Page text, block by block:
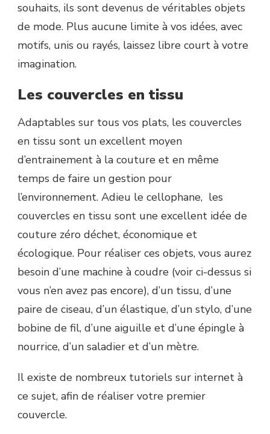
souhaits, ils sont devenus de véritables objets
de mode. Plus aucune limite à vos idées, avec
motifs, unis ou rayés, laissez libre court à votre
imagination.
Les couvercles en tissu
Adaptables sur tous vos plats, les couvercles
en tissu sont un excellent moyen
d’entrainement à la couture et en même
temps de faire un gestion pour
l’environnement. Adieu le cellophane, les
couvercles en tissu sont une excellent idée de
couture zéro déchet, économique et
écologique. Pour réaliser ces objets, vous aurez
besoin d’une machine à coudre (voir ci-dessus si
vous n’en avez pas encore), d’un tissu, d’une
paire de ciseau, d’un élastique, d’un stylo, d’une
bobine de fil, d’une aiguille et d’une épingle à
nourrice, d’un saladier et d’un mètre.
Il existe de nombreux tutoriels sur internet à
ce sujet, afin de réaliser votre premier
couvercle.